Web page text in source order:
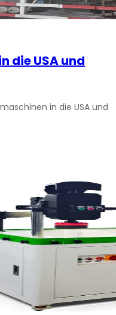
die USA und
in die USA und